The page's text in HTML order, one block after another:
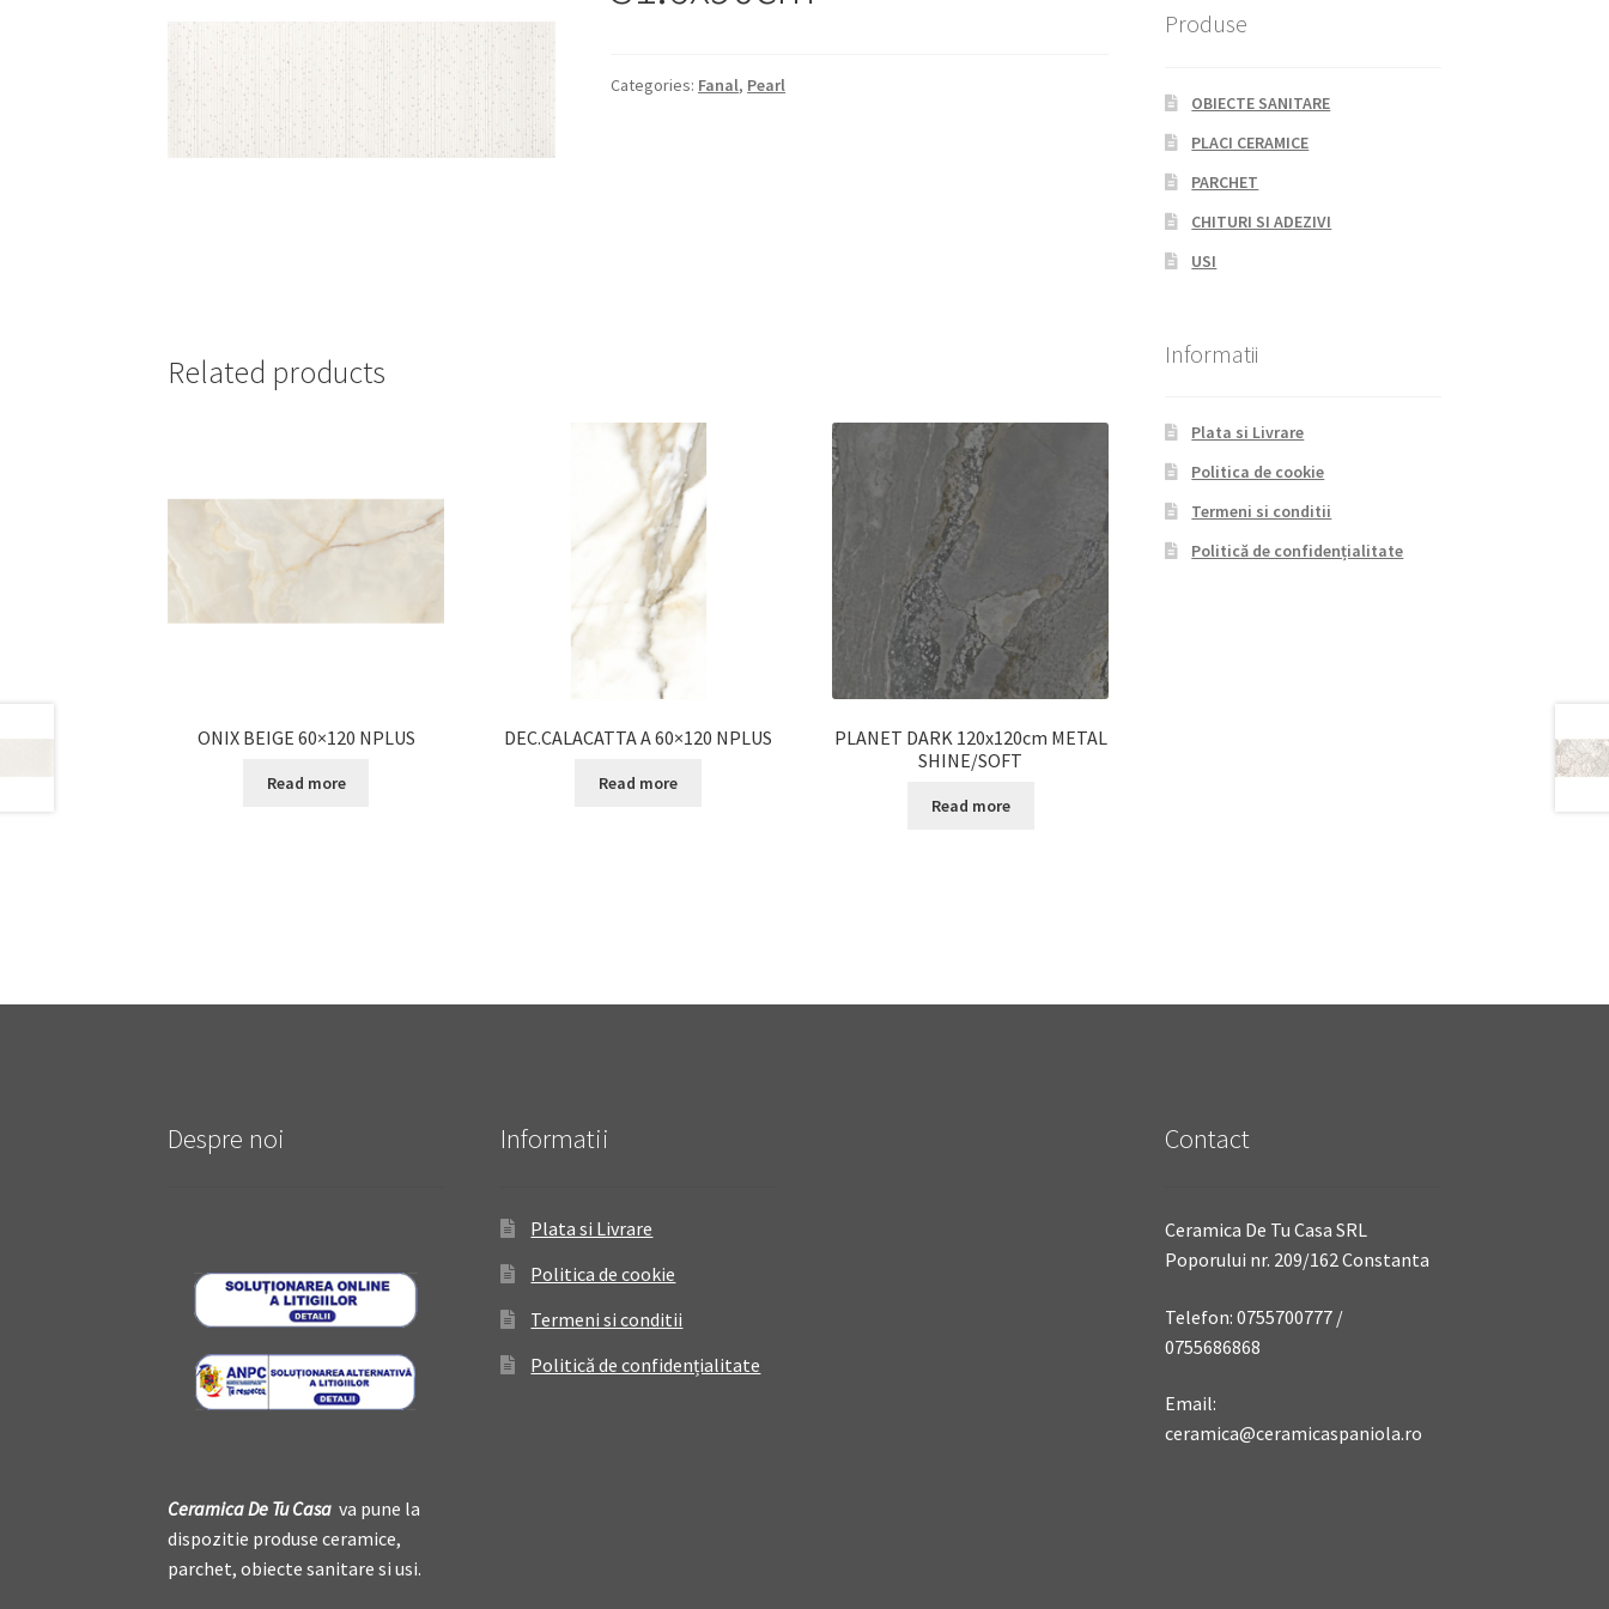
Categories: Fanal, Pearl
Related products
ONIX BEIGE 60×120 NPLUS
Read more
DEC.CALACATTA A 60×120 NPLUS
Read more
PLANET DARK 120x120cm METAL
SHINE/SOFT
Read more
Produse
OBIECTE SANITARE
PLACI CERAMICE
PARCHET
CHITURI SI ADEZIVI
USI
Informatii
Plata si Livrare
Politica de cookie
Termeni si conditii
Politică de confidențialitate
Despre noi
Ceramica De Tu Casa va pune la
dispozitie produse ceramice,
parchet, obiecte sanitare si usi.
Informatii
Plata si Livrare
Politica de cookie
Termeni si conditii
Politică de confidențialitate
Contact
Ceramica De Tu Casa SRL
Poporului nr. 209/162 Constanta
Telefon: 0755700777 /
0755686868
Email:
ceramica@ceramicaspaniola.ro